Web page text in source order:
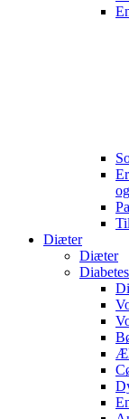
Diæter
Diæter
Diabetes